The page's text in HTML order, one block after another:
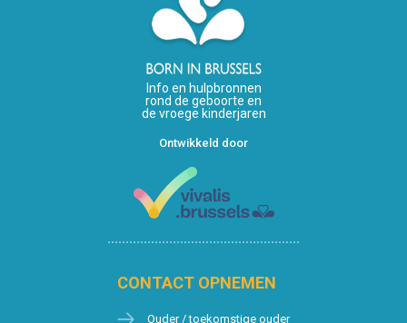
Info en hulpbronnen
rond de geboorte en
de vroege kinderjaren
Ontwikkeld door
CONTACT OPNEMEN
Ouder / toekomstige ouder